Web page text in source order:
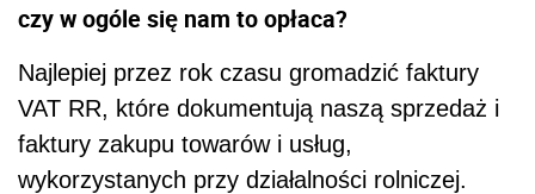
czy w ogóle się nam to opłaca?
Najlepiej przez rok czasu gromadzić faktury
VAT RR, które dokumentują naszą sprzedaż i
faktury zakupu towarów i usług,
wykorzystanych przy działalności rolniczej.